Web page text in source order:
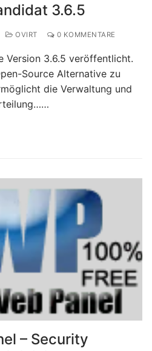
3.6.5
OVIRT 0 KOMMENTARE
Version 3.6.5 veröffentlicht.
Source Alternative zu
die Verwaltung und
– Security